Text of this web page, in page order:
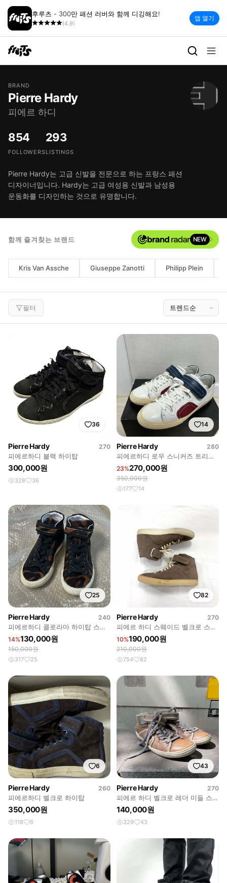
후루츠 - 300만 패션 러버와 함께 디깅해요!
(4.9)
앱 열기
BRAND
Pierre Hardy
피에르 하디
854
FOLLOWERS
293
LISTINGS
Pierre Hardy는 고급 신발을 전문으로 하는 프랑스 패션
디자이너입니다. Hardy는 고급 여성용 신발과 남성용
운동화를 디자인하는 것으로 유명합니다.
함께 즐겨찾는 브랜드 NEW
Kris Van Assche Giuseppe Zanotti Philipp Plein
필터
36
Pierre Hardy
270
피에르하디 블랙 하이탑
300,000원
328 36
14
Pierre Hardy
280
피에르하디 로우 스니커즈 트리코
컬러 pierre hardy
23%270,000원
350,000원
177 14
25
Pierre Hardy
240
피에르하디 콜로라마 하이탑 스니
커즈 240
14%130,000원
150,000원
317 25
82
Pierre Hardy
270
피에르 하디 스웨이드 벨크로 스트
랩 하이탑 스니커즈
10%190,000원
210,000원
754 82
6
Pierre Hardy
260
피에르하디 벨크로 하이탑
350,000원
118 6
43
Pierre Hardy
270
피에르 하디 벨크로 레더 미들 스니
커즈
140,000원
329 43